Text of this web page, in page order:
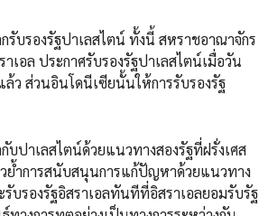
รับรองรัฐปาเลสไตน์ ทั้งนี้ สหราชอาณาจักร
เอล ประกาศรับรองรัฐปาเลสไตน์เมื่อวัน
ว ส่วนอินโดนีเซียนั้นให้การรับรองรัฐ
ปาเลสไตน์ด้วยแนวทางสองรัฐที่ฝรั่งเศส
ย้ำการสนับสนุนการแก้ปัญหาด้วยแนวทาง
รองรัฐอิสราเอลทันทีที่อิสราเอลยอมรับรัฐ